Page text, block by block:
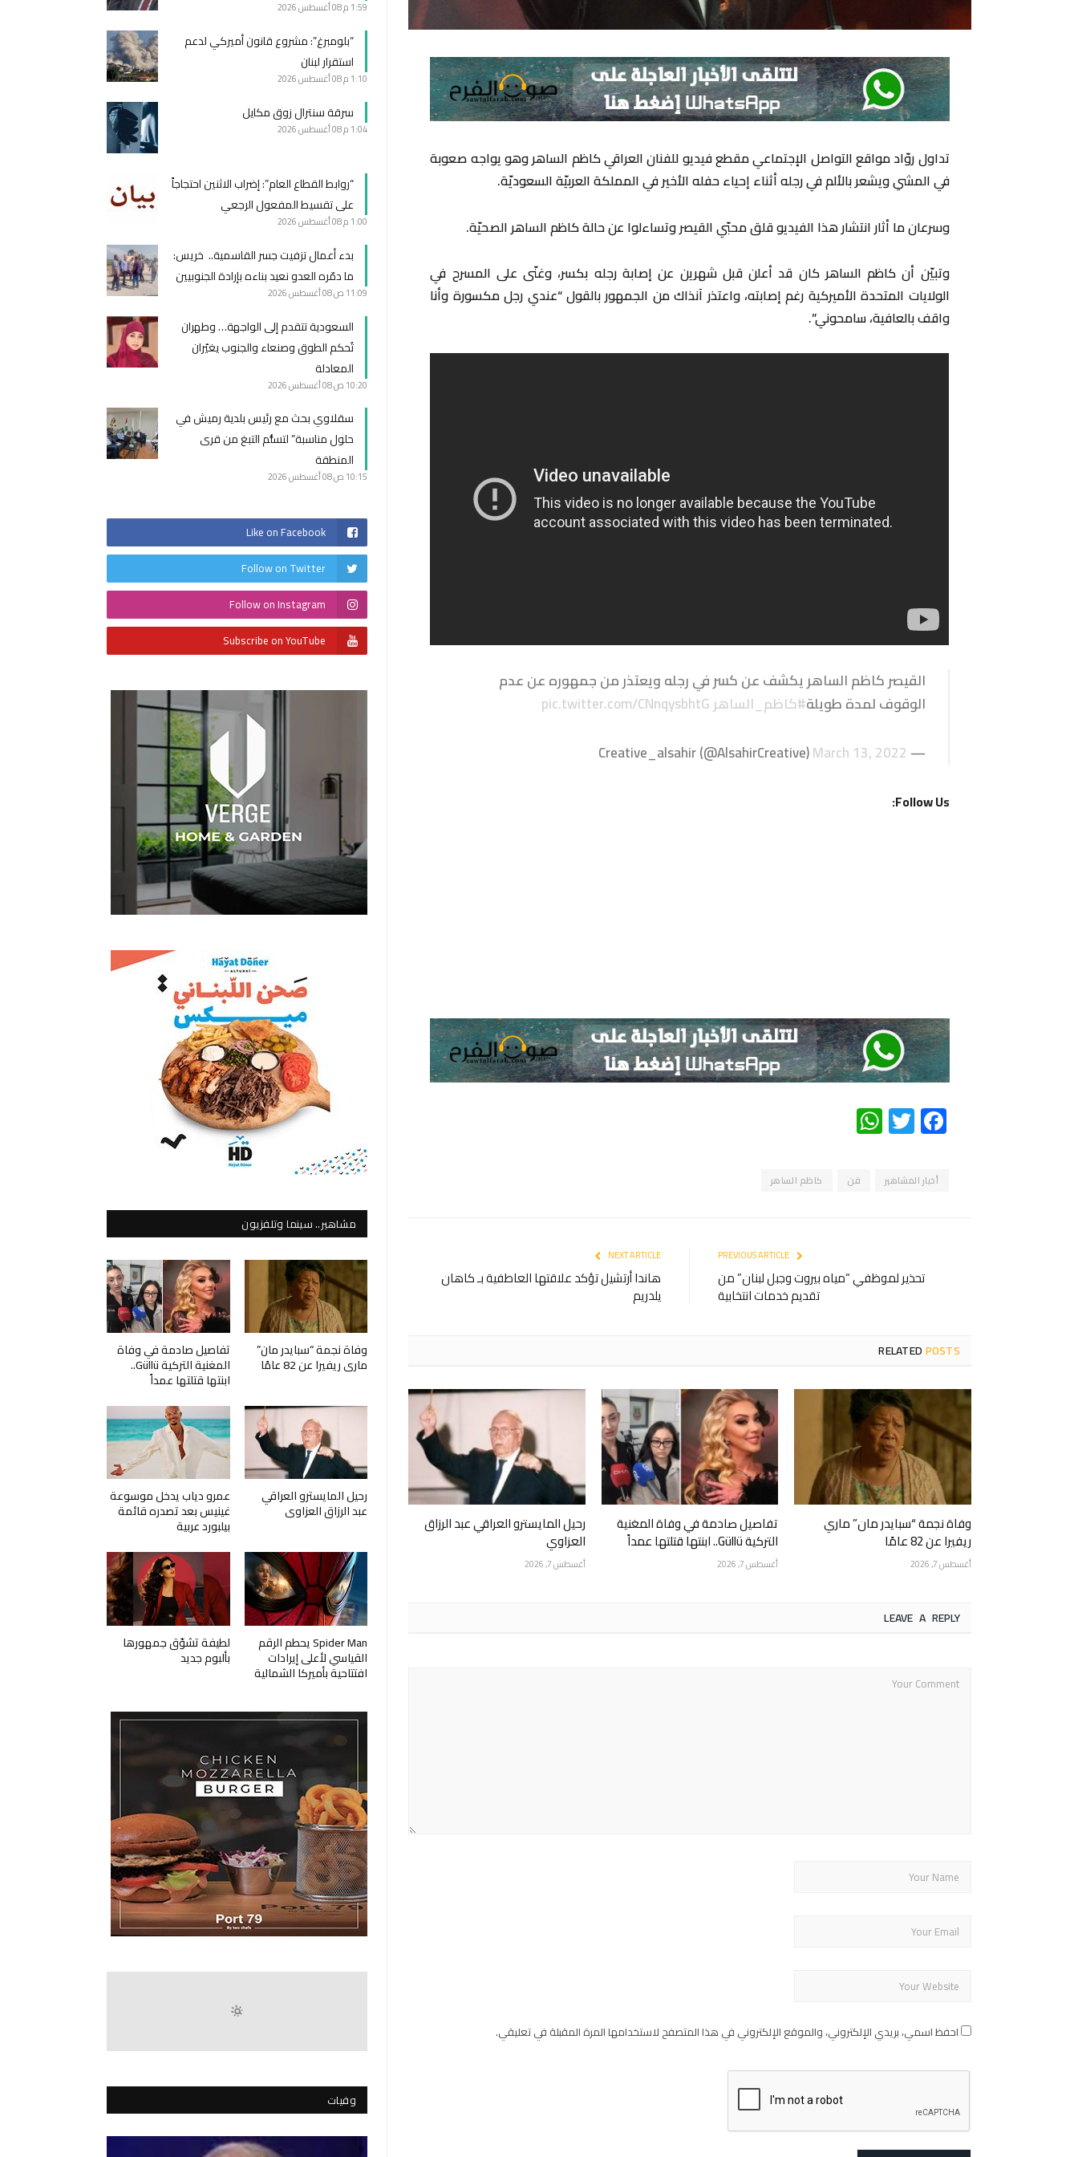
تداول روّاد مواقع التواصل الإجتماعي مقطع فيديو للفنان العراقي كاظم الساهر وهو يواجه صعوبة
في المشي ويشعر بالألم في رجله أثناء إحياء حفله الأخير في المملكة العربيّة السعوديّة.
وسرعان ما أثار انتشار هذا الفيديو قلق محبّي القيصر وتساءلوا عن حالة كاظم الساهر الصحيّة.
وتبيّن أن كاظم الساهر كان قد أعلن قبل شهرين عن إصابة رجله بكسر، وغنّى على المسرح في
الولايات المتحدة الأميركية رغم إصابته، واعتذر آنذاك من الجمهور بالقول “عندي رجل مكسورة وأنا
واقف بالعافية، سامحوني”.
القيصر كاظم الساهر يكشف عن كسر في رجله ويعتذر من جمهوره عن عدم
الوقوف لمدة طويلة#كاظم_الساهرpic.twitter.com/CNnqysbhtG
— Creative_alsahir (@AlsahirCreative)
March 13, 2022
Follow Us:
Facebook
Twitter
أخبار المشاهير فن كاظم الساهر
تحذير لموظفي “مياه بيروت وجبل لبنان” من
تقديم خدمات انتخابية
NEXT ARTICLE
هاندا أرتشيل تؤكد علاقتها العاطفية بـ كاهان
يلدريم
RELATEDPOSTS
وفاة نجمة “سبايدر مان” ماري
ريفيرا عن 82 عامًا
أغسطس 7, 2026
تفاصيل صادمة في وفاة المغنية
التركية Güllü.. ابنتها قتلتها عمداً
أغسطس 7, 2026
رحيل المايسترو العراقي عبد الرزاق
العزاوي
أغسطس 7, 2026
LEAVE A REPLY
احفظ اسمي، بريدي الإلكتروني، والموقع الإلكتروني في هذا المتصفح لاستخدامها المرة المقبلة في تعليقي.
1:59 م 08 أغسطس 2026
“بلومبرغ”: مشروع قانون أميركي لدعم
استقرار لبنان
1:10 م 08 أغسطس 2026
سرقة سنترال زوق مكايل
1:04 م 08 أغسطس 2026
“روابط القطاع العام”: إضراب الاثنين احتجاجاً
على تقسيط المفعول الرجعي
1:00 م 08 أغسطس 2026
بدء أعمال تزفيت جسر القاسمية.. خريس:
ما دمّره العدو نعيد بناءه بإرادة الجنوبيين
11:09 ص 08 أغسطس 2026
السعودية تتقدم إلى الواجهة… وطهران
تُحكم الطوق وصنعاء والجنوب يغيّران
المعادلة
10:20 ص 08 أغسطس 2026
سقلاوي بحث مع رئيس بلدية رميش في
حلول مناسبة” لتسلُّم التبغ من قرى
المنطقة
10:15 ص 08 أغسطس 2026
Like on Facebook
Follow on Twitter
Follow on Instagram
Subscribe on YouTube
مشاهير.. سينما وتلفزيون
وفاة نجمة “سبايدر مان”
ماري ريفيرا عن 82 عامًا
تفاصيل صادمة في وفاة
المغنية التركية Güllü..
ابنتها قتلتها عمداً
رحيل المايسترو العراقي
عبد الرزاق العزاوي
عمرو دياب يدخل موسوعة
غينيس بعد تصدره قائمة
بيلبورد عربية
Spider Man يحطم الرقم
القياسي لأعلى إيرادات
افتتاحية بأميركا الشمالية
لطيفة تشوّق جمهورها
بألبوم جديد
وفيات